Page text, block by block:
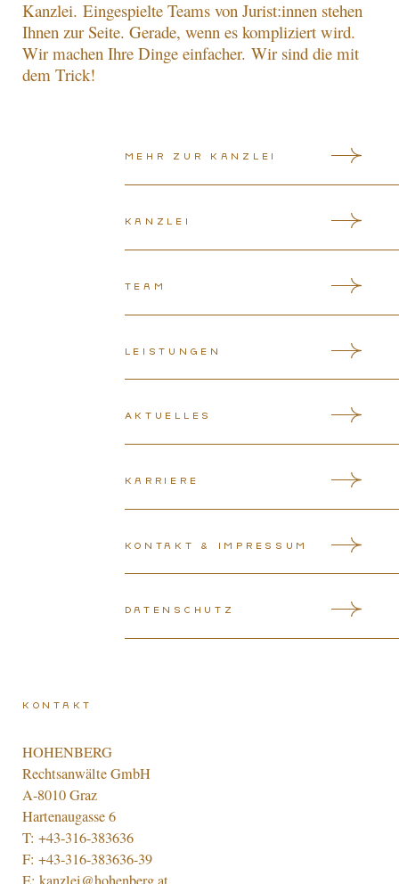
Kanzlei. Eingespielte Teams von Jurist:innen stehen
Ihnen zur Seite. Gerade, wenn es kompliziert wird.
Wir machen Ihre Dinge einfacher. Wir sind die mit
dem Trick!
Mehr zur Kanzlei
Kanzlei
Team
Leistungen
Aktuelles
Karriere
Kontakt & Impressum
Datenschutz
Kontakt
HOHENBERG
Rechtsanwälte GmbH
A-8010 Graz
Hartenaugasse 6
T:+43-316-383636
F: +43-316-383636-39